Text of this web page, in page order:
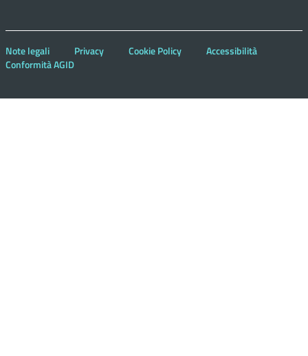
Note legali Privacy Cookie Policy
Accessibilità
Conformità AGID